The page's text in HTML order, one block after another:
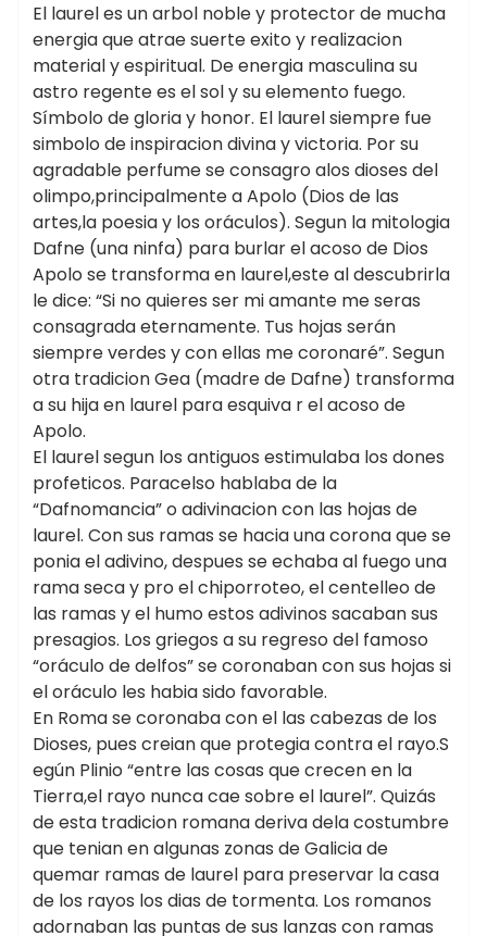
El laurel es un arbol noble y protector de mucha
energia que atrae suerte exito y realizacion
material y espiritual. De energia masculina su
astro regente es el sol y su elemento fuego.
Símbolo de gloria y honor. El laurel siempre fue
simbolo de inspiracion divina y victoria. Por su
agradable perfume se consagro alos dioses del
olimpo,principalmente a Apolo (Dios de las
artes,la poesia y los oráculos). Segun la mitologia
Dafne (una ninfa) para burlar el acoso de Dios
Apolo se transforma en laurel,este al descubrirla
le dice: “Si no quieres ser mi amante me seras
consagrada eternamente. Tus hojas serán
siempre verdes y con ellas me coronaré”. Segun
otra tradicion Gea (madre de Dafne) transforma
a su hija en laurel para esquiva r el acoso de
Apolo.
El laurel segun los antiguos estimulaba los dones
profeticos. Paracelso hablaba de la
“Dafnomancia” o adivinacion con las hojas de
laurel. Con sus ramas se hacia una corona que se
ponia el adivino, despues se echaba al fuego una
rama seca y pro el chiporroteo, el centelleo de
las ramas y el humo estos adivinos sacaban sus
presagios. Los griegos a su regreso del famoso
“oráculo de delfos” se coronaban con sus hojas si
el oráculo les habia sido favorable.
En Roma se coronaba con el las cabezas de los
Dioses, pues creian que protegia contra el rayo.S
egún Plinio “entre las cosas que crecen en la
Tierra,el rayo nunca cae sobre el laurel”. Quizás
de esta tradicion romana deriva dela costumbre
que tenian en algunas zonas de Galicia de
quemar ramas de laurel para preservar la casa
de los rayos los dias de tormenta. Los romanos
adornaban las puntas de sus lanzas con ramas